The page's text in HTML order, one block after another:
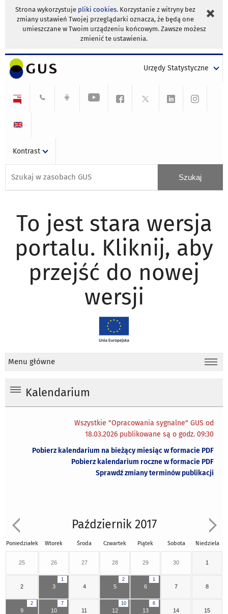
Strona wykorzystuje pliki cookies. Korzystanie z witryny bez
zmiany ustawień Twojej przeglądarki oznacza, że będą one
umieszczane w Twoim urządzeniu końcowym. Zawsze możesz
zmienić te ustawienia.
Urzędy Statystyczne
Kontrast
To jest stara wersja
portalu. Kliknij, aby
przejść do nowej
wersji
Menu główne
Kalendarium
Wszystkie "Opracowania sygnalne" GUS od
18.03.2026 publikowane są o godz. 09:30
Pobierz kalendarium na bieżący miesiąc w formacie PDF
Pobierz kalendarium roczne w formacie PDF
Sprawdź zmiany terminów publikacji
Październik 2017
Poniedziałek Wtorek Środa Czwartek Piątek Sobota Niedziela
25 26 27 28 29 30 1
2
1
3 4
2
5
1
6 7 8
2
9
7
10 11
10
12
6
13 14 15